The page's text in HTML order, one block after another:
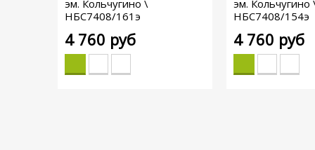
эм. Кольчугино \
НБС7408/161э
4 760 руб
эм. Кольчугино
НБС7408/154э
4 760 руб